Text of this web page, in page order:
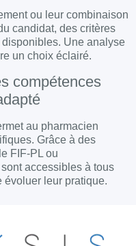
ou leur combinaison
candidat, des critères
Une analyse
un choix éclairé.
compétences
au pharmacien
Grâce à des
FIF-PL ou
sont accessibles à tous
évoluer leur pratique.